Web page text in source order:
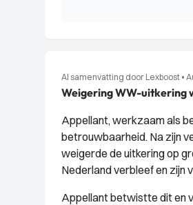
AI samenvatting door Lexboost •
Weigering WW-uitkering
Appellant, werkzaam als
betrouwbaarheid. Na zijn
weigerde de uitkering op
Nederland verbleef en zijn
Appellant betwistte dit en